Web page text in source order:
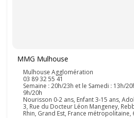
MMG Mulhouse
Mulhouse Agglomération
03 89 32 55 41
Semaine : 20h/23h et le Samedi : 13h/
9h/20h
Nourisson 0-2 ans, Enfant 3-15 ans,
3, Rue du Docteur Léon Mangeney,
Rhin, Grand Est, France métropolitaine,